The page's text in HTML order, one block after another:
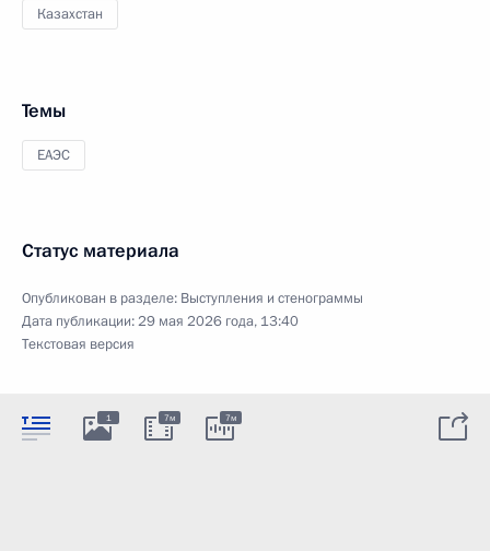
Казахстан
Темы
ЕАЭС
Статус материала
Опубликован в разделе: Выступления и стенограммы
Дата публикации:29 мая 2026 года, 13:40
Текстовая версия
1 7м 7м